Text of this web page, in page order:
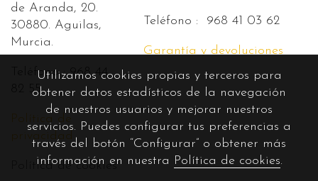
de Aranda, 20.
30880. Aguilas,
Murcia.
Teléfono : 968 44
82 55.
Política de
privacidad
Teléfono : 968 41 03 62
Garantía y devoluciones
Política de cookies
Utilizamos cookies propias y terceros para
obtener datos estadísticos de la navegación
de nuestros usuarios y mejorar nuestros
servicios. Puedes configurar tus preferencias a
través del botón “Configurar” o obtener más
información en nuestra Política de cookies.